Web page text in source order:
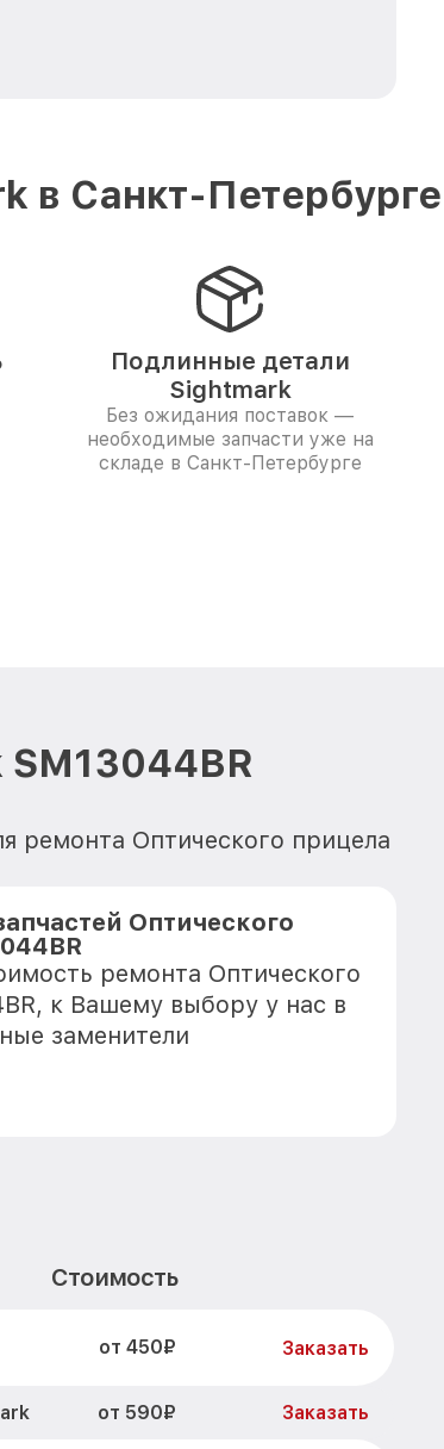
в Санкт-Петербурге
Подлинные детали
Sightmark
Без ожидания поставок —
необходимые запчасти уже на
складе в Санкт-Петербурге
ремонта Оптического прицела
Оптического
ремонта Оптического
к Вашему выбору у нас в
заменители
Стоимость
от 450₽ Заказать
от 590₽ Заказать